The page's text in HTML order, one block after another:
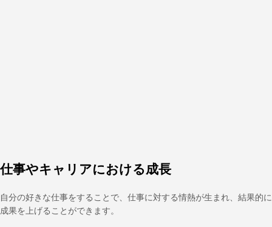
仕事やキャリアにおける成長
自分の好きな仕事をすることで、仕事に対する情熱が生まれ、結果的に
成果を上げることができます。